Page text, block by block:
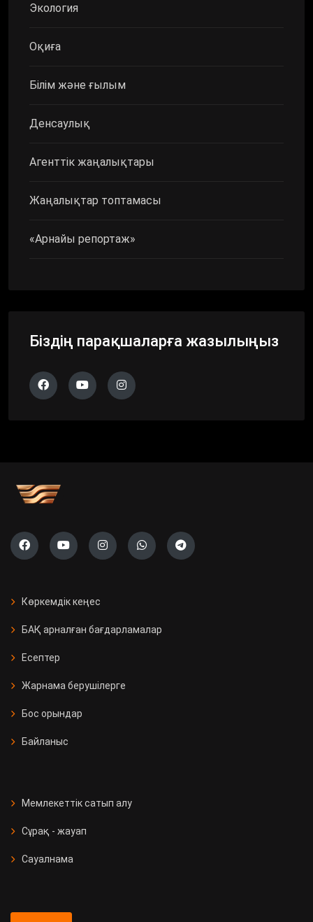
Экология
Оқиға
Білім және ғылым
Денсаулық
Агенттік жаңалықтары
Жаңалықтар топтамасы
«Арнайы репортаж»
Біздің парақшаларға жазылыңыз
Көркемдік кеңес
БАҚ арналған бағдарламалар
Есептер
Жарнама берушілерге
Бос орындар
Байланыс
Мемлекеттік сатып алу
Сұрақ - жауап
Сауалнама